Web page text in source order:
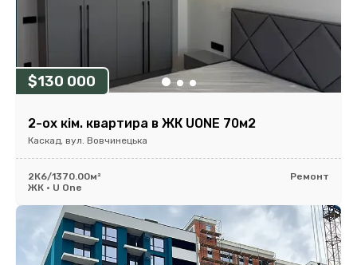
$130 000
2-ох кім. квартира в ЖК UONE 70м2
Каскад, вул. Вовчинецька
2К6/1370.00м²
Ремонт
ЖК • U One